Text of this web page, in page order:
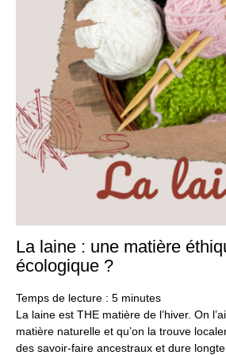
La laine : une matière
écologique ?
Temps de lecture : 5 minutes
La laine est THE matière de l’hiver. On
matière naturelle et qu’on la trouve
des savoir-faire ancestraux et dure